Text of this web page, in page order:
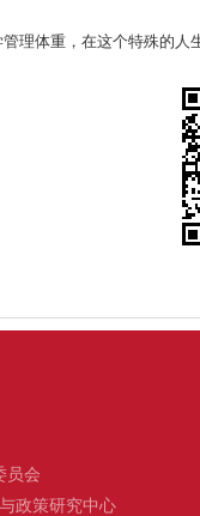
理体重，在这个特殊的
员会
政策研究中心